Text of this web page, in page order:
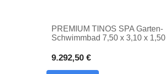
PREMIUM TINOS SPA Garten-
Schwimmbad 7,50 x 3,10 x 1,50
9.292,50 €